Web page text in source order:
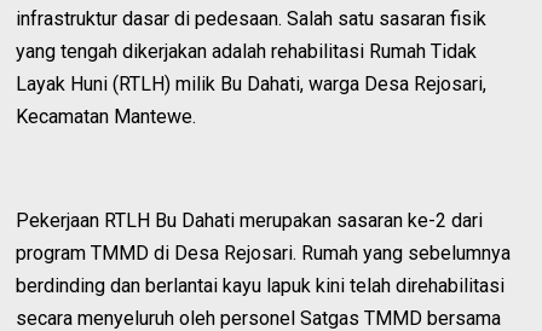
infrastruktur dasar di pedesaan. Salah satu sasaran fisik
yang tengah dikerjakan adalah rehabilitasi Rumah Tidak
Layak Huni (RTLH) milik Bu Dahati, warga Desa Rejosari,
Kecamatan Mantewe.
Pekerjaan RTLH Bu Dahati merupakan sasaran ke-2 dari
program TMMD di Desa Rejosari. Rumah yang sebelumnya
berdinding dan berlantai kayu lapuk kini telah direhabilitasi
secara menyeluruh oleh personel Satgas TMMD bersama